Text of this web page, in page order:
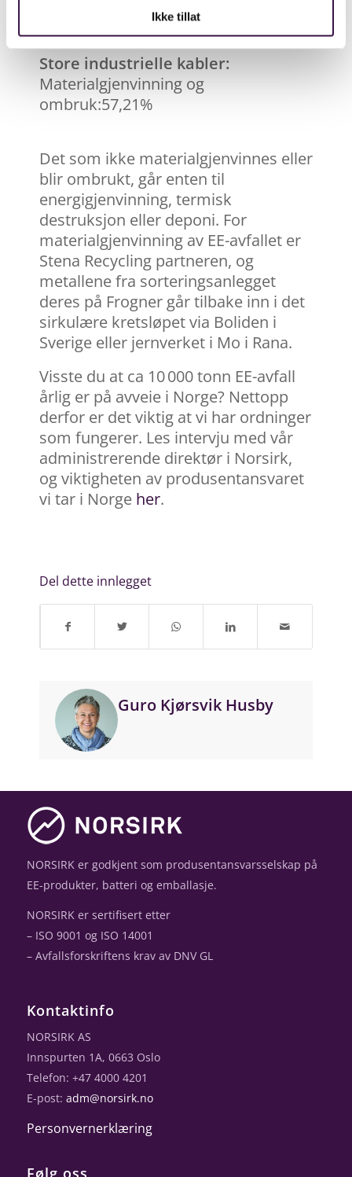
Ikke tillat
Store industrielle kabler:
Materialgjenvinning og
ombruk:57,21%
Det som ikke materialgjenvinnes eller
blir ombrukt, går enten til
energigjenvinning, termisk
destruksjon eller deponi. For
materialgjenvinning av EE-avfallet er
Stena Recycling partneren, og
metallene fra sorteringsanlegget
deres på Frogner går tilbake inn i det
sirkulære kretsløpet via Boliden i
Sverige eller jernverket i Mo i Rana.
Visste du at ca 10 000 tonn EE-avfall
årlig er på avveie i Norge? Nettopp
derfor er det viktig at vi har ordninger
som fungerer. Les intervju med vår
administrerende direktør i Norsirk,
og viktigheten av produsentansvaret
vi tar i Norge her.
Del dette innlegget
Guro Kjørsvik Husby
NORSIRK er godkjent som produsentansvarsselskap på
EE-produkter, batteri og emballasje.
NORSIRK er sertifisert etter
– ISO 9001 og ISO 14001
– Avfallsforskriftens krav av DNV GL
Kontaktinfo
NORSIRK AS
Innspurten 1A, 0663 Oslo
Telefon: +47 4000 4201
E-post: adm@norsirk.no
Personvernerklæring